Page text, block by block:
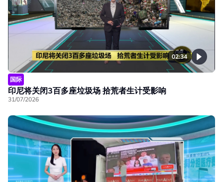
02:34
国际
印尼将关闭3百多座垃圾场 拾荒者生计受影响
31/07/2026